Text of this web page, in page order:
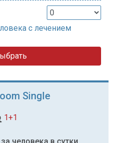
с лечением
Single
1+1